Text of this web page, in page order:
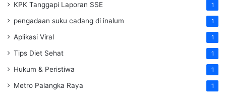
KPK Tanggapi Laporan SSE 1
pengadaan suku cadang di inalum 1
Aplikasi Viral 1
Tips Diet Sehat 1
Hukum & Peristiwa 1
Metro Palangka Raya 1